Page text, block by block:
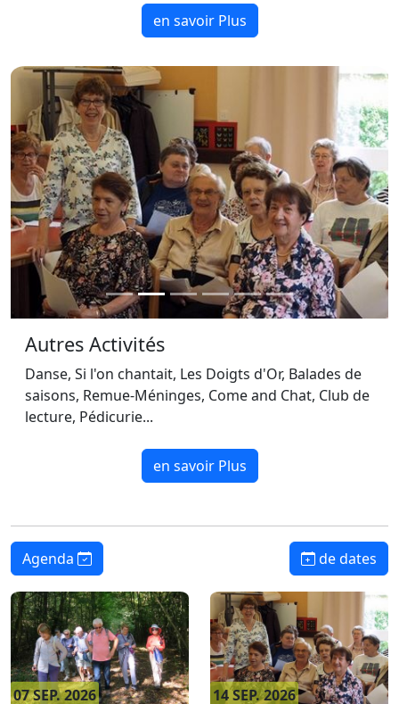
en savoir Plus
Autres Activités
Danse, Si l'on chantait, Les Doigts d'Or, Balades de
saisons, Remue-Méninges, Come and Chat, Club de
lecture, Pédicurie...
en savoir Plus
Agenda de dates
07 SEP. 2026
14 SEP. 2026